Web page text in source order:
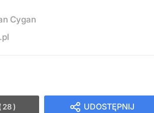
Cygan
UDOSTĘPNIJ
28